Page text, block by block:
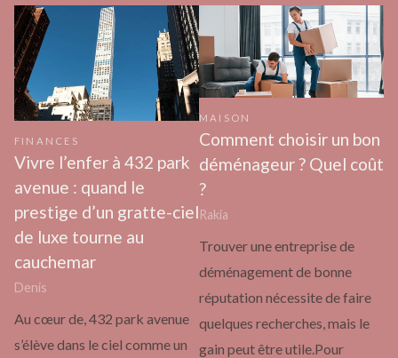
FINANCES
Vivre l’enfer à 432 park
avenue : quand le
prestige d’un gratte-ciel
de luxe tourne au
cauchemar
Denis
Au cœur de, 432 park avenue
s’élève dans le ciel comme un
MAISON
Comment choisir un bon
déménageur ? Quel coût
?
Rakia
Trouver une entreprise de
déménagement de bonne
réputation nécessite de faire
quelques recherches, mais le
gain peut être utile.Pour